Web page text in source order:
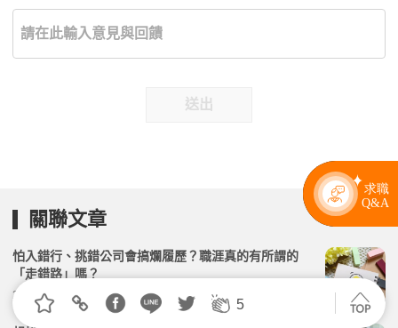
送出
5
關聯文章
怕入錯行、挑錯公司會搞爛履歷？職涯真的有所謂的
「走錯路」嗎？
2天前 | 104小編 | 1507觀看數